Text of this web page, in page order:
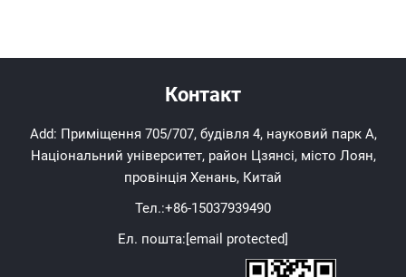
Контакт
Add: Приміщення 705/707, будівля 4, науковий парк А,
Національний університет, район Цзянсі, місто Лоян,
провінція Хенань, Китай
Тел.:+86-15037939490
Ел. пошта:[email protected]